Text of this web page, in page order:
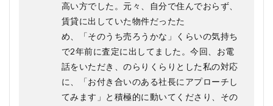
高い方でした。元々、自分で住んでおらず、
賃貸に出していた物件だったた
め、「そのうち売ろうかな」くらいの気持ち
で2年前に査定に出してました。今回、お電
話をいただき、のらりくらりとした私の対応
に、「お付き合いのある社長にアプローチし
てみます」と積極的に動いてくださり、その